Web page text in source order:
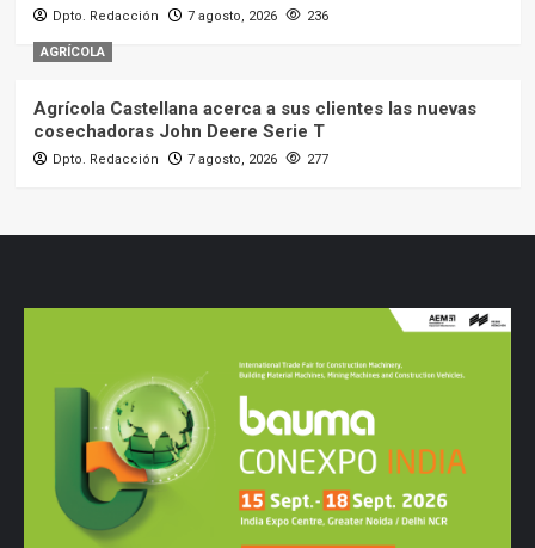
Dpto. Redacción 7 agosto, 2026 236
AGRÍCOLA
Agrícola Castellana acerca a sus clientes las nuevas
cosechadoras John Deere Serie T
Dpto. Redacción 7 agosto, 2026 277